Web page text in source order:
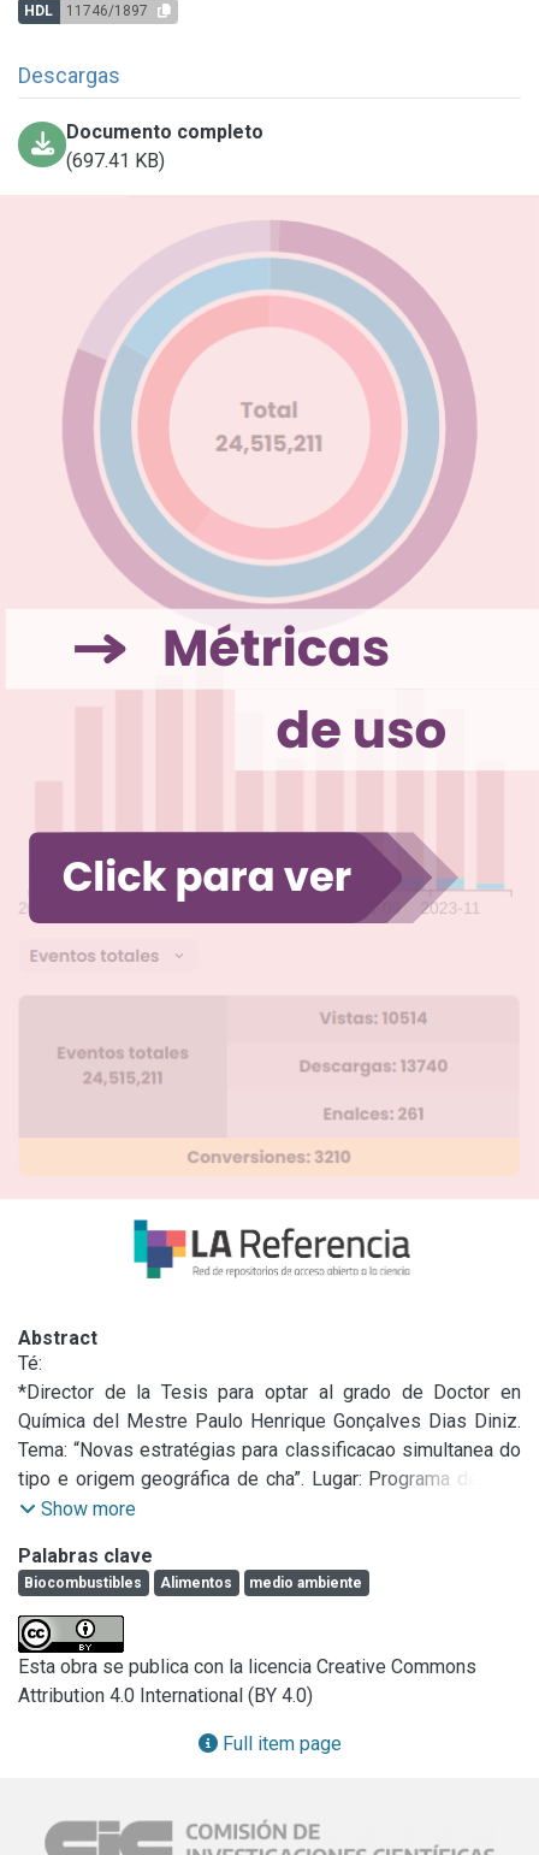
HDL 11746/1897
Descargas
Documento completo
(697.41 KB)
Abstract
Té:
*Director de la Tesis para optar al grado de Doctor en
Química del Mestre Paulo Henrique Gonçalves Dias Diniz.
Tema: “Novas estratégias para classificacao simultanea do
tipo e origem geográfica de cha”. Lugar: Programa de Pós
Graduação em Química/ Departamento de
CAPES (Coordenação de Aperfeiçoamento de Pessoal de
Nível Superior). Inscripción (Matrícula): 110300023.
Director: Dr. Mário César Ugulino de Araújo. Fecha de
defensa y aprobada el 21 de junio de 2013. Lugar
Universidade Federal da Paraíba.
En la tesis finalizada se proponen tres nuevas estrategias
para la clasificación simultánea de tés de acuerdo tanto el
el uso de (1) las imágenes digitales, (2) NIR
Show more
Palabras clave
Biocombustibles Alimentos medio ambiente
Esta obra se publica con la licencia Creative Commons
Attribution 4.0 International (BY 4.0)
Full item page